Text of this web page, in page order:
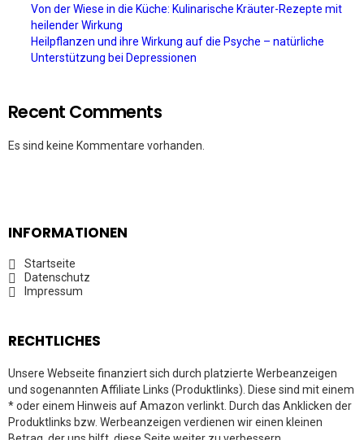
Von der Wiese in die Küche: Kulinarische Kräuter-Rezepte mit
heilender Wirkung
Heilpflanzen und ihre Wirkung auf die Psyche – natürliche
Unterstützung bei Depressionen
Recent Comments
Es sind keine Kommentare vorhanden.
INFORMATIONEN
Startseite
Datenschutz
Impressum
RECHTLICHES
Unsere Webseite finanziert sich durch platzierte Werbeanzeigen
und sogenannten Affiliate Links (Produktlinks). Diese sind mit einem
* oder einem Hinweis auf Amazon verlinkt. Durch das Anklicken der
Produktlinks bzw. Werbeanzeigen verdienen wir einen kleinen